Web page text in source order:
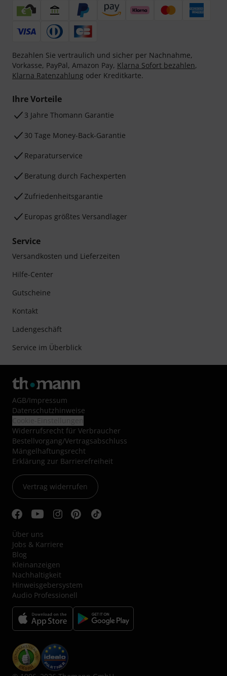
Bezahlen Sie vertraulich und sicher per Nachnahme,
Vorkasse, PayPal, Amazon Pay, Klarna Sofort bezahlen,
Klarna Ratenzahlung oder Kreditkarte.
Ihre Vorteile
3 Jahre Thomann Garantie
30 Tage Money-Back-Garantie
Reparaturservice
Beratung durch Fachexperten
Zufriedenheitsgarantie
Europas größtes Versandlager
Service
Versandkosten und Lieferzeiten
Hilfe-Center
Gutscheine
Kontakt
Ladengeschäft
Service im Überblick
AGB/Impressum
Datenschutzhinweise
Widerrufsrecht für Verbraucher
Bestellvorgang/Vertragsabschluss
Mängelhaftungsrecht
Erklärung zur Barrierefreiheit
Vertrag widerrufen
Über uns
Jobs & Karriere
Blog
Kleinanzeigen
Nachhaltigkeit
Hinweisgebersystem
Audio Professionell